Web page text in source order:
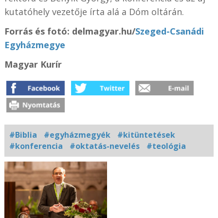
kutatóhely vezetője írta alá a Dóm oltárán.
Forrás és fotó: delmagyar.hu/Szeged-Csanádi
Egyházmegye
Magyar Kurír
#Biblia #egyházmegyék
#kitüntetések
#konferencia
#oktatás-nevelés #teológia
Kapcsolódó
fotógaléria